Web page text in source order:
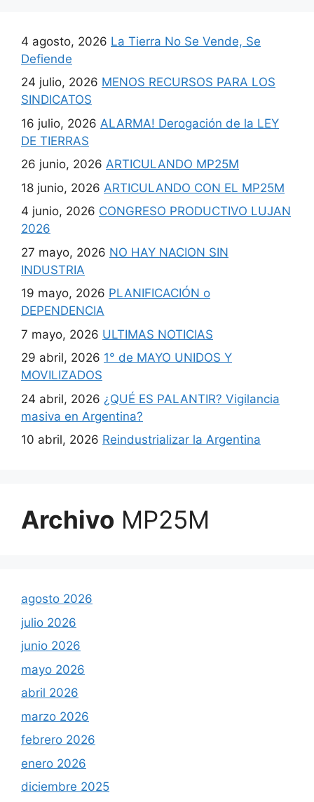
4 agosto, 2026 La Tierra No Se Vende, Se
Defiende
24 julio, 2026 MENOS RECURSOS PARA LOS
SINDICATOS
16 julio, 2026 ALARMA! Derogación de la LEY
DE TIERRAS
26 junio, 2026 ARTICULANDO MP25M
18 junio, 2026 ARTICULANDO CON EL MP25M
4 junio, 2026 CONGRESO PRODUCTIVO LUJAN
2026
27 mayo, 2026 NO HAY NACION SIN
INDUSTRIA
19 mayo, 2026 PLANIFICACIÓN o
DEPENDENCIA
7 mayo, 2026 ULTIMAS NOTICIAS
29 abril, 2026 1° de MAYO UNIDOS Y
MOVILIZADOS
24 abril, 2026 ¿QUÉ ES PALANTIR? Vigilancia
masiva en Argentina?
10 abril, 2026 Reindustrializar la Argentina
Archivo MP25M
agosto 2026
julio 2026
junio 2026
mayo 2026
abril 2026
marzo 2026
febrero 2026
enero 2026
diciembre 2025